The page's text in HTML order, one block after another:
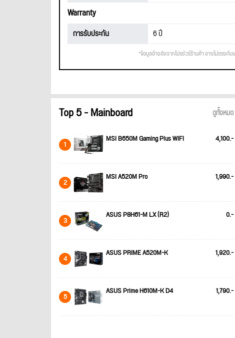
Warranty
การรับประกัน 6 ปี
*ข้อมูลอ้างอิงจากโปรชัวร์ร้านค้า อาจไม่ตรงกั
Top 5 - Mainboard ดูทั้งหมด
1 MSI B650M Gaming Plus WIFI 4,100.-
2 MSI A520M Pro 1,990.-
3 ASUS P8H61-M LX (R2) 0.-
4 ASUS PRIME A520M-K 1,920.-
5 ASUS Prime H610M-K D4 1,790.-